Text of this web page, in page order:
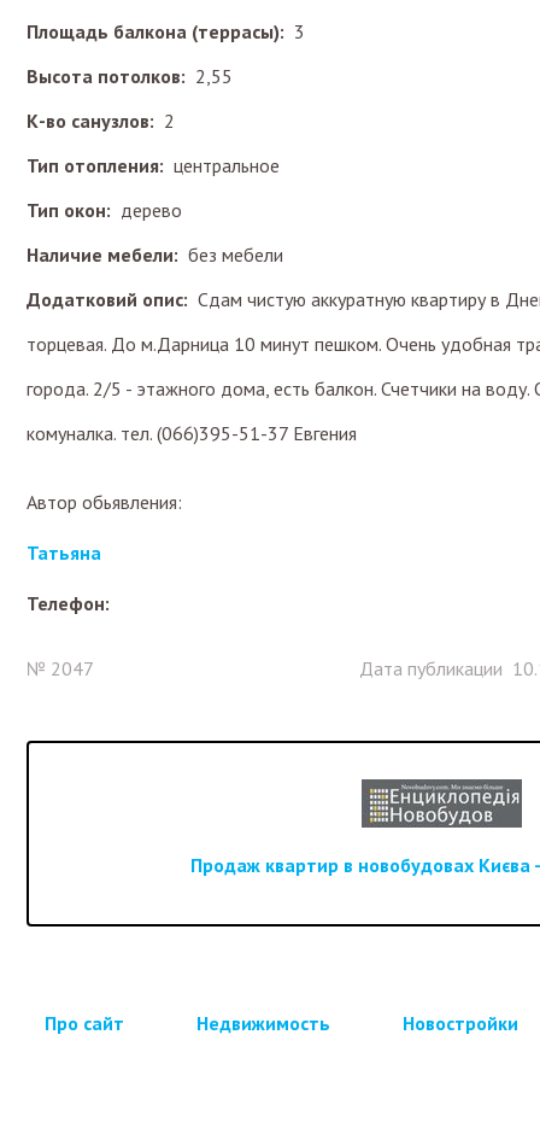
Площадь балкона (террасы): 3
Высота потолков: 2,55
К-во санузлов: 2
Тип отопления: центральное
Тип окон: дерево
Наличие мебели: без мебели
Додатковий опис: Сдам чистую аккуратную квартиру в
торцевая. До м.Дарница 10 минут пешком. Очень удобная
города. 2/5 - этажного дома, есть балкон. Счетчики на воду.
комуналка. тел. (066)395-51-37 Евгения
Автор обьявления:
Татьяна
Телефон:
№ 2047 Дата публикации
Продаж квартир в новобудовах Києва -
Про сайт Недвижимость Новостройки